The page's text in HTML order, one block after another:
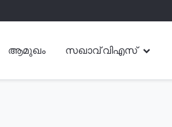
ആമുഖം സഖാവ് വിഎസ്